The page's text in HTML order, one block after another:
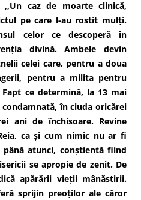
caz de moarte clinică,
pe care l-au rostit mulți.
celor ce descoperă în
divină. Ambele devin
celei care, pentru a doua
pentru a milita pentru
ce determină, la 13 mai
condamnată, în ciuda oricărei
ani de închisoare. Revine
ca și cum nimic nu ar fi
atunci, conștientă fiind
se apropie de zenit. De
apărării vieții mânăstirii.
sprijin preoților ale căror